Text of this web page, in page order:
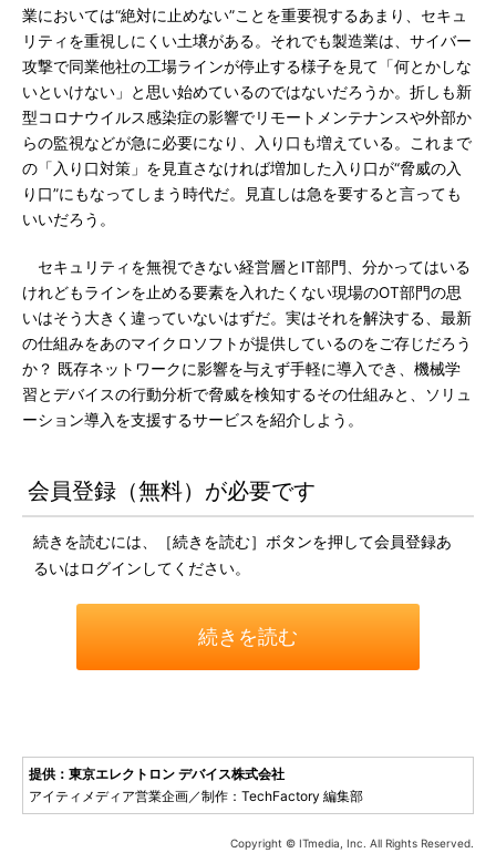
業においては“絶対に止めない”ことを重要視するあまり、セキュ
リティを重視しにくい土壌がある。それでも製造業は、サイバー
攻撃で同業他社の工場ラインが停止する様子を見て「何とかしな
いといけない」と思い始めているのではないだろうか。折しも新
型コロナウイルス感染症の影響でリモートメンテナンスや外部か
らの監視などが急に必要になり、入り口も増えている。これまで
の「入り口対策」を見直さなければ増加した入り口が“脅威の入
り口”にもなってしまう時代だ。見直しは急を要すると言っても
いいだろう。
セキュリティを無視できない経営層とIT部門、分かってはいる
けれどもラインを止める要素を入れたくない現場のOT部門の思
いはそう大きく違っていないはずだ。実はそれを解決する、最新
の仕組みをあのマイクロソフトが提供しているのをご存じだろう
か？ 既存ネットワークに影響を与えず手軽に導入でき、機械学
習とデバイスの行動分析で脅威を検知するその仕組みと、ソリュ
ーション導入を支援するサービスを紹介しよう。
会員登録（無料）が必要です
続きを読むには、［続きを読む］ボタンを押して会員登録あ
るいはログインしてください。
続きを読む
提供：東京エレクトロン デバイス株式会社
アイティメディア営業企画／制作：TechFactory 編集部
Copyright © ITmedia, Inc. All Rights Reserved.